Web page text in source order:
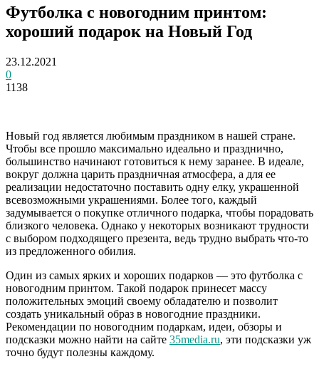
Футболка с новогодним принтом:
хороший подарок на Новый Год
23.12.2021
0
1138
Новый год является любимым праздником в нашей стране.
Чтобы все прошло максимально идеально и празднично,
большинство начинают готовиться к нему заранее. В идеале,
вокруг должна царить праздничная атмосфера, а для ее
реализации недостаточно поставить одну елку, украшенной
всевозможными украшениями. Более того, каждый
задумывается о покупке отличного подарка, чтобы порадовать
близкого человека. Однако у некоторых возникают трудности
с выбором подходящего презента, ведь трудно выбрать что-то
из предложенного обилия.
Один из самых ярких и хороших подарков — это футболка с
новогодним принтом. Такой подарок принесет массу
положительных эмоций своему обладателю и позволит
создать уникальный образ в новогодние праздники.
Рекомендации по новогодним подаркам, идеи, обзоры и
подсказки можно найти на сайте 35media.ru, эти подсказки уж
точно будут полезны каждому.